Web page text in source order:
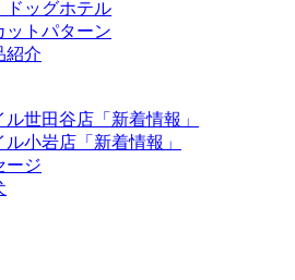
ドッグホテル
ットパターン
紹介
世田谷店「新着情報」
小岩店「新着情報」
ージ